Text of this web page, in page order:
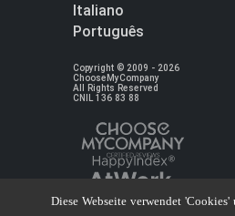
Italiano
Português
Copyright © 2009 - 2026
ChooseMyCompany
All Rights Reserved
CNIL 136 83 88
Diese Webseite verwendet